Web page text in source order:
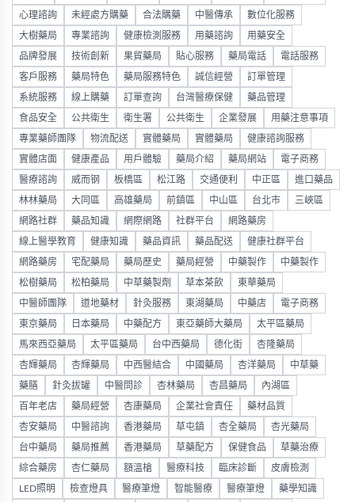
心理諮詢 未經處方購藥 合法購藥 中醫傳承 數位化服務
大樹藥局 專業諮詢 健康檢測服務 用藥諮詢 用藥安全
品牌發展 技術創新 果貿藥局 貼心服務 藥局電話 電話服務
客戶服務 藥局特色 藥局服務特色 誠信經營 訂單管理
系統服務 線上購藥 訂單查詢 台灣醫療保健 藥品管理
食品安全 公共衛生 衛生署 公共衛生 企業發展 用藥注意事項
專業藥師團隊 物流配送 實體藥局 實體藥局 健康諮詢服務
實體店面 健康產品 用戶體驗 藥局介紹 藥局網站 電子商務
醫療諮詢 威而钢 板橋區 松江路 交通便利 中正區 進口藥品
林林藥局 大同區 高雄藥局 前鎮區 中山區 台北市 三峽區
網路社群 藥品知識 網際網路 社群平台 網路藥房
線上醫學教育 健康知識 藥品資訊 藥品配送 健康社群平台
網路藥房 宅配藥局 藥局歷史 藥局經營 中藥製作 中藥製作
松樹藥局 松柏藥局 中草藥製劑 草本茶飲 東華藥局
中醫師團隊 道地藥材 針灸服務 東湖藥局 中藥店 電子商務
東京藥局 日本藥局 中藥配方 東亞藥師大藥局 太平區藥局
馬來西亞藥局 太平區藥局 台中西藥局 德化街 杏隆藥局
杏輝藥局 杏輝藥局 中西醫結合 中國藥局 杏洋藥局 中草藥
藥膳 針灸拔罐 中醫問診 杏林藥局 杏昌藥局 內湖區
百年老店 藥局經營 杏康藥局 企業社會責任 藥材品質
杏安藥局 中醫諮詢 香港藥局 草屯鎮 杏全藥局 杏光藥局
台中藥局 藥局推薦 香港藥局 草藥配方 保健食品 草藥治療
綜合藥房 杏仁藥局 額溫槍 醫療科技 臨床診斷 皮膚檢測
LED照明 檢查燈具 醫療筆燈 智能醫療 醫療筆燈 藥學知識